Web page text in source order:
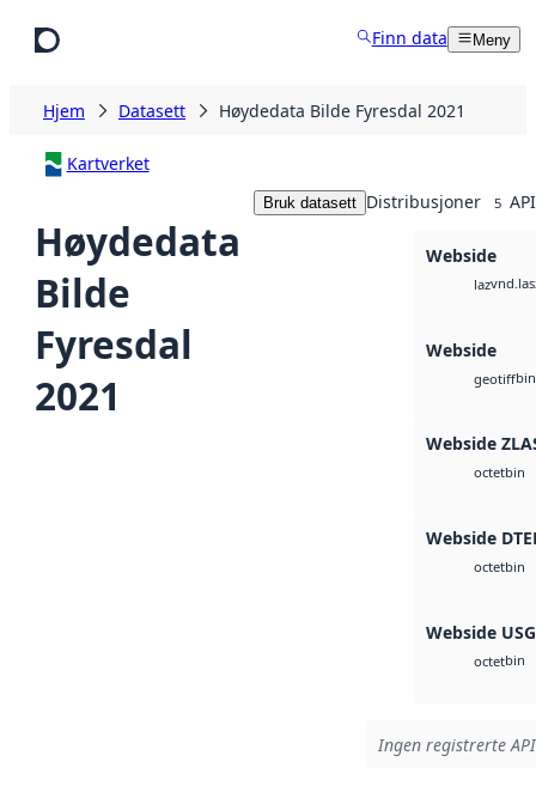
Finn data Meny
Hjem Datasett Høydedata Bilde Fyresdal 2021
Kartverket
Høydedata
Bilde
Fyresdal
2021
Bruk datasett Distribusjoner 5
Webside
laz
Webside
geotiffbin
Webside
octetbin
Webside
octetbin
Webside
octetbin
Ingen registrerte